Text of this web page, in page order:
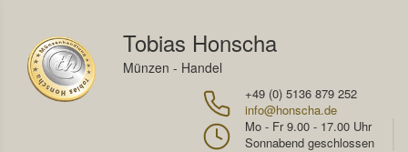
Tobias Honscha
Münzen - Handel
+49 (0) 5136 879 252
info@honscha.de
Mo - Fr 9.00 - 17.00 Uhr
Sonnabend geschlossen